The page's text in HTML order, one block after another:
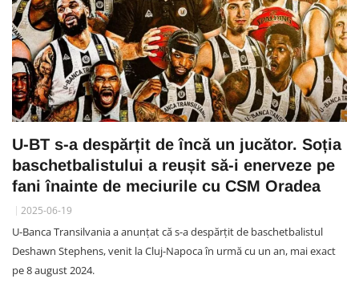
U-BT s-a despărțit de încă un jucător. Soția
baschetbalistului a reușit să-i enerveze pe
fani înainte de meciurile cu CSM Oradea
2025-06-19
U-Banca Transilvania a anunțat că s-a despărțit de baschetbalistul
Deshawn Stephens, venit la Cluj-Napoca în urmă cu un an, mai exact
pe 8 august 2024.